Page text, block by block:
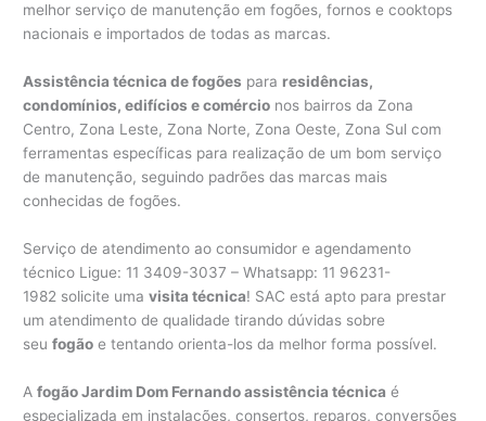
melhor serviço de manutenção em fogões, fornos e cooktops
nacionais e importados de todas as marcas.
Assistência técnica de fogões para residências,
condomínios, edifícios e comércio nos bairros da Zona
Centro, Zona Leste, Zona Norte, Zona Oeste, Zona Sul com
ferramentas específicas para realização de um bom serviço
de manutenção, seguindo padrões das marcas mais
conhecidas de fogões.
Serviço de atendimento ao consumidor e agendamento
técnico Ligue: 11 3409-3037 – Whatsapp: 11 96231-
1982 solicite umavisita técnica! SAC está apto para prestar
um atendimento de qualidade tirando dúvidas sobre
seufogão e tentando orienta-los da melhor forma possível.
Afogão Jardim Dom Fernando assistência técnica é
especializada em instalações, consertos, reparos, conversões